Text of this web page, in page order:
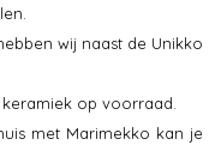
wij naast de Unikko
op voorraad.
met Marimekko kan je